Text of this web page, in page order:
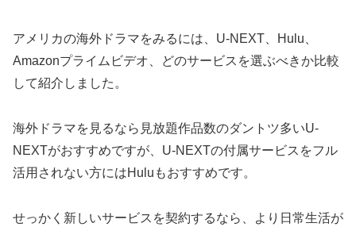
アメリカの海外ドラマをみるには、U-NEXT、Hulu、
Amazonプライムビデオ、どのサービスを選ぶべきか比較
して紹介しました。
海外ドラマを見るなら見放題作品数のダントツ多いU-
NEXTがおすすめですが、U-NEXTの付属サービスをフル
活用されない方にはHuluもおすすめです。
せっかく新しいサービスを契約するなら、より日常生活が